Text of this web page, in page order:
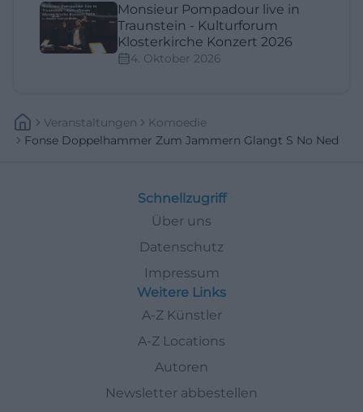
Monsieur Pompadour live in
Traunstein - Kulturforum
Klosterkirche Konzert 2026
4. Oktober 2026
Veranstaltungen
Komoedie
Fonse Doppelhammer Zum Jammern Glangt S No Ned
Schnellzugriff
Über uns
Datenschutz
Impressum
Weitere Links
A-Z Künstler
A-Z Locations
Autoren
Newsletter abbestellen